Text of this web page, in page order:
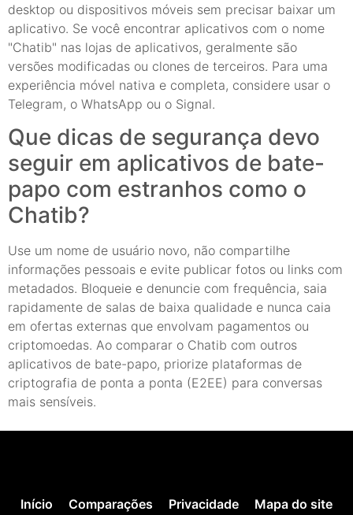
desktop ou dispositivos móveis sem precisar baixar um
aplicativo. Se você encontrar aplicativos com o nome
"Chatib" nas lojas de aplicativos, geralmente são
versões modificadas ou clones de terceiros. Para uma
experiência móvel nativa e completa, considere usar o
Telegram, o WhatsApp ou o Signal.
Que dicas de segurança devo
seguir em aplicativos de bate-
papo com estranhos como o
Chatib?
Use um nome de usuário novo, não compartilhe
informações pessoais e evite publicar fotos ou links com
metadados. Bloqueie e denuncie com frequência, saia
rapidamente de salas de baixa qualidade e nunca caia
em ofertas externas que envolvam pagamentos ou
criptomoedas. Ao comparar o Chatib com outros
aplicativos de bate-papo, priorize plataformas de
criptografia de ponta a ponta (E2EE) para conversas
mais sensíveis.
Início Comparações Privacidade Mapa do site